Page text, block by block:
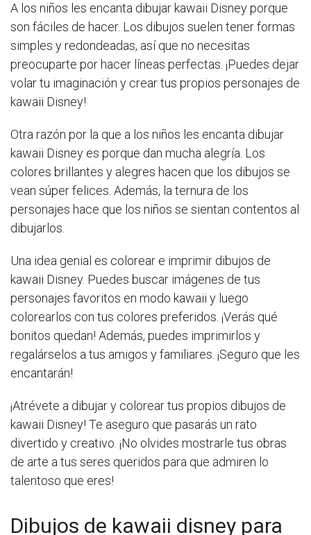
A los niños les encanta dibujar kawaii Disney porque
son fáciles de hacer. Los dibujos suelen tener formas
simples y redondeadas, así que no necesitas
preocuparte por hacer líneas perfectas. ¡Puedes dejar
volar tu imaginación y crear tus propios personajes de
kawaii Disney!
Otra razón por la que a los niños les encanta dibujar
kawaii Disney es porque dan mucha alegría. Los
colores brillantes y alegres hacen que los dibujos se
vean súper felices. Además, la ternura de los
personajes hace que los niños se sientan contentos al
dibujarlos.
Una idea genial es colorear e imprimir dibujos de
kawaii Disney. Puedes buscar imágenes de tus
personajes favoritos en modo kawaii y luego
colorearlos con tus colores preferidos. ¡Verás qué
bonitos quedan! Además, puedes imprimirlos y
regalárselos a tus amigos y familiares. ¡Seguro que les
encantarán!
¡Atrévete a dibujar y colorear tus propios dibujos de
kawaii Disney! Te aseguro que pasarás un rato
divertido y creativo. ¡No olvides mostrarle tus obras
de arte a tus seres queridos para que admiren lo
talentoso que eres!
Dibujos de kawaii disney para